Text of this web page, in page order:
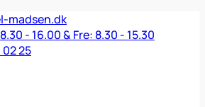
madsen.dk
- 16.00 & Fre: 8.30 - 15.30
02 25